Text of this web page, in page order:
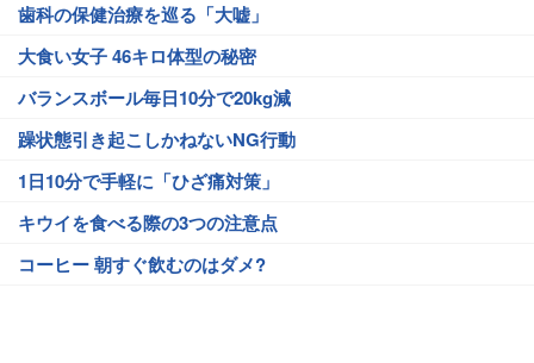
歯科の保健治療を巡る「大嘘」
大食い女子 46キロ体型の秘密
バランスボール毎日10分で20kg減
躁状態引き起こしかねないNG行動
1日10分で手軽に「ひざ痛対策」
キウイを食べる際の3つの注意点
コーヒー 朝すぐ飲むのはダメ?